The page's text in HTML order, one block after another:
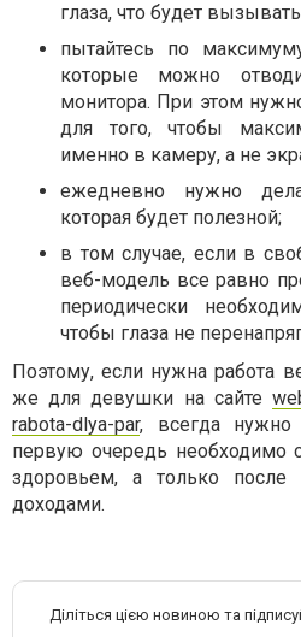
глаза, что будет
пытайтесь по
которые можно
монитора. При этом
для того, чтобы
именно в камеру, а не
ежедневно нужно
которая будет полезной;
в том случае, если в
веб-модель все равно
периодически
чтобы глаза не
Поэтому, если нужна работа
же для девушки на сайте
rabota-dlya-par, всегда
первую очередь необходимо
здоровьем, а только после
доходами.
Діліться цією новиною та